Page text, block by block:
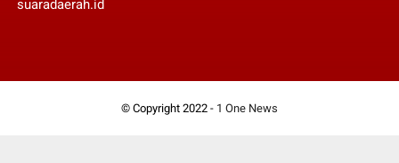
suaradaerah.id
© Copyright 2022 - 1 One News